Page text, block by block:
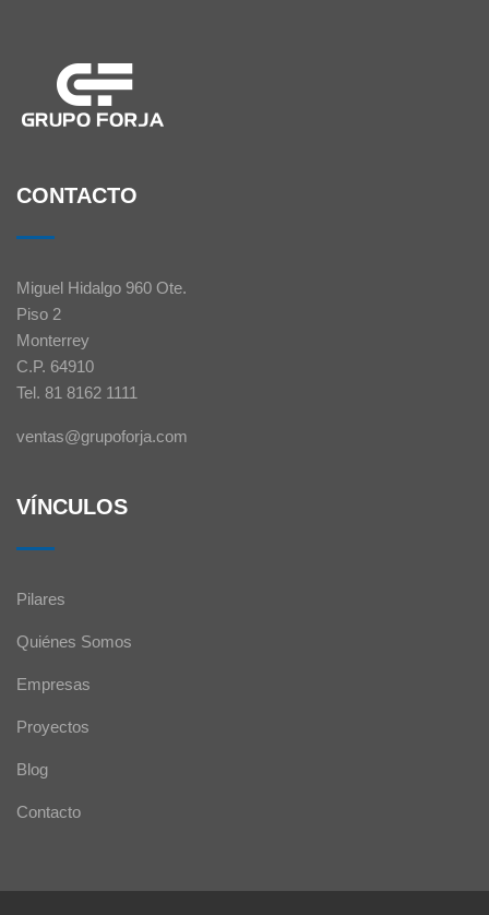
CONTACTO
Miguel Hidalgo 960 Ote.
Piso 2
Monterrey
C.P. 64910
Tel. 81 8162 1111
ventas@grupoforja.com
VÍNCULOS
Pilares
Quiénes Somos
Empresas
Proyectos
Blog
Contacto